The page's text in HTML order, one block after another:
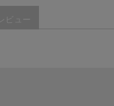
レビュー